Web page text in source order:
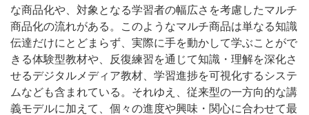
な商品化や、対象となる学習者の幅広さを考慮したマルチ
商品化の流れがある。このようなマルチ商品は単なる知識
伝達だけにとどまらず、実際に手を動かして学ぶことがで
きる体験型教材や、反復練習を通じて知識・理解を深化さ
せるデジタルメディア教材、学習進捗を可視化するシステ
ムなども含まれている。それゆえ、従来型の一方向的な講
義モデルに加えて、個々の進度や興味・関心に合わせて最